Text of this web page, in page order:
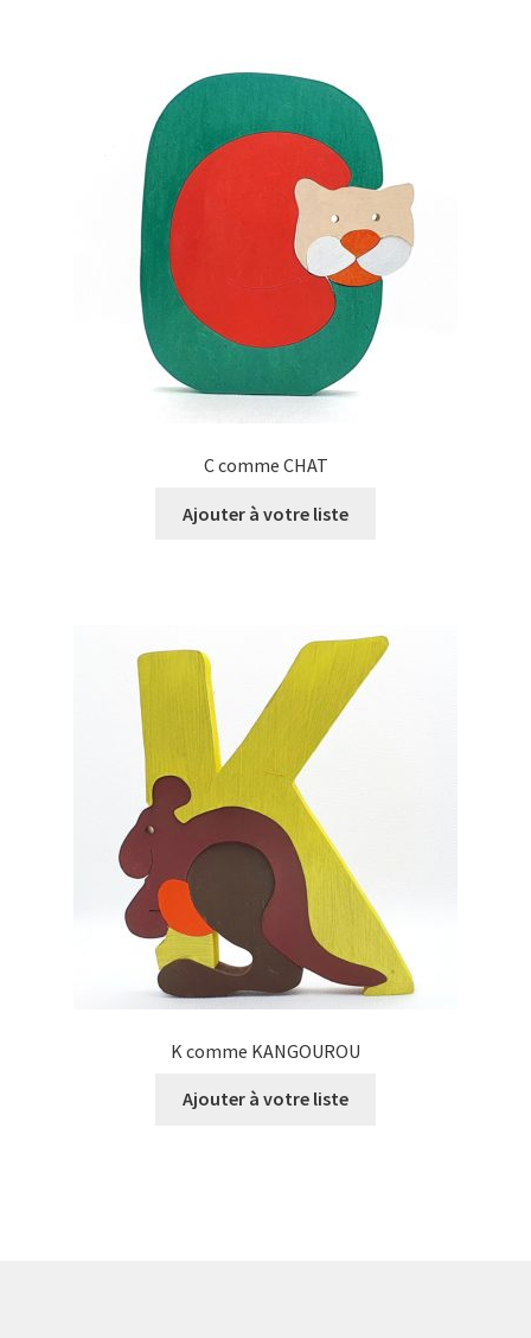
C comme CHAT
Ajouter à votre liste
K comme KANGOUROU
Ajouter à votre liste